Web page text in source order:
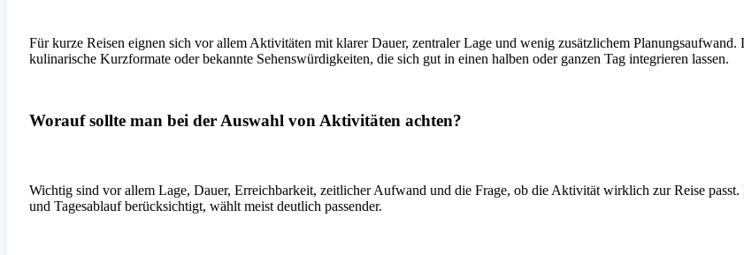
Für kurze Reisen eignen sich vor allem Aktivitäten mit klarer Dauer, zentraler Lage und wenig zusätzlichem
kulinarische Kurzformate oder bekannte Sehenswürdigkeiten, die sich gut in einen halben oder ganzen Tag integrieren lassen.
Worauf sollte man bei der Auswahl von Aktivitäten achten?
Wichtig sind vor allem Lage, Dauer, Erreichbarkeit, zeitlicher Aufwand und die Frage, ob die Aktivität wirklich zur Reise
und Tagesablauf berücksichtigt, wählt meist deutlich passender.